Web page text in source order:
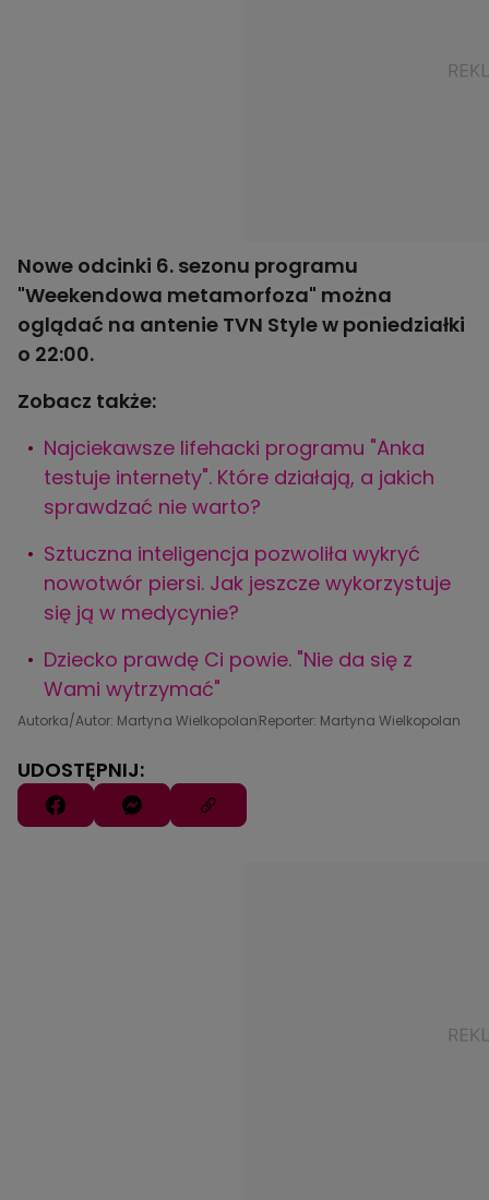
Nowe odcinki 6. sezonu programu
"Weekendowa metamorfoza" można
oglądać na antenie TVN Style w poniedziałki
o 22:00.
Zobacz także:
Najciekawsze lifehacki programu "Anka
testuje internety". Które działają, a jakich
sprawdzać nie warto?
Sztuczna inteligencja pozwoliła wykryć
nowotwór piersi. Jak jeszcze wykorzystuje
się ją w medycynie?
Dziecko prawdę Ci powie. "Nie da się z
Wami wytrzymać"
Autorka/Autor: Martyna WielkopolanReporter: Martyna Wielkopolan
UDOSTĘPNIJ: